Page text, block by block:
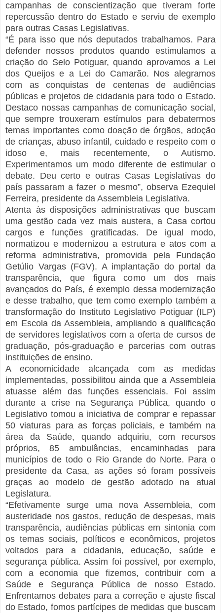
campanhas de conscientização que tiveram forte
repercussão dentro do Estado e serviu de exemplo
para outras Casas Legislativas.
“É para isso que nós deputados trabalhamos. Para
defender nossos produtos quando estimulamos a
criação do Selo Potiguar, quando aprovamos a Lei
dos Queijos e a Lei do Camarão. Nos alegramos
com as conquistas de centenas de audiências
públicas e projetos de cidadania para todo o Estado.
Destaco nossas campanhas de comunicação social,
que sempre trouxeram estímulos para debatermos
temas importantes como doação de órgãos, adoção
de crianças, abuso infantil, cuidado e respeito com o
idoso e, mais recentemente, o Autismo.
Experimentamos um modo diferente de estimular o
debate. Deu certo e outras Casas Legislativas do
país passaram a fazer o mesmo”, observa Ezequiel
Ferreira, presidente da Assembleia Legislativa.
Atenta às disposições administrativas que buscam
uma gestão cada vez mais austera, a Casa cortou
cargos e funções gratificadas. De igual modo,
normatizou e modernizou a estrutura e atos com a
reforma administrativa, promovida pela Fundação
Getúlio Vargas (FGV). A implantação do portal da
transparência, que figura como um dos mais
avançados do País, é exemplo dessa modernização
e desse trabalho, que tem como exemplo também a
transformação do Instituto Legislativo Potiguar (ILP)
em Escola da Assembleia, ampliando a qualificação
de servidores legislativos com a oferta de cursos de
graduação, pós-graduação e parcerias com outras
instituições de ensino.
A economicidade alcançada com as medidas
implementadas, possibilitou ainda que a Assembleia
atuasse além das funções essenciais. Foi assim
durante a crise na Segurança Pública, quando o
Legislativo tomou a iniciativa de comprar e repassar
50 viaturas para as forças policiais, e também na
área da Saúde, quando adquiriu, com recursos
próprios, 85 ambulâncias, encaminhadas para
municípios de todo o Rio Grande do Norte. Para o
presidente da Casa, as ações só foram possíveis
graças ao modelo de gestão adotado na atual
Legislatura.
“Efetivamente surge uma nova Assembleia, com
austeridade nos gastos, redução de despesas, mais
transparência, audiências públicas em sintonia com
os temas sociais, políticos e econômicos, projetos
voltados para a cidadania, educação, saúde e
segurança pública. Assim foi possível, por exemplo,
com a economia que fizemos, contribuir com a
Saúde e Segurança Pública de nosso Estado.
Enfrentamos debates para a correção e ajuste fiscal
do Estado, fomos partícipes de medidas que buscam